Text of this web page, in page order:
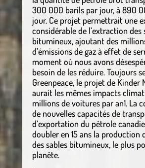
300 000 barils par jour, à 890
jour. Ce projet permettrait une
considérable de l’extraction des
bitumineux, ajoutant des
d’émissions de gaz à effet de
moment où nous avons
besoin de les réduire. Toujours
Greenpeace, le projet de Kinder
aurait les mêmes impacts
millions de voitures par an1. La
de nouvelles capacités de
d’exportation du pétrole
doubler en 15 ans la production
des sables bitumineux, le plus
planète.